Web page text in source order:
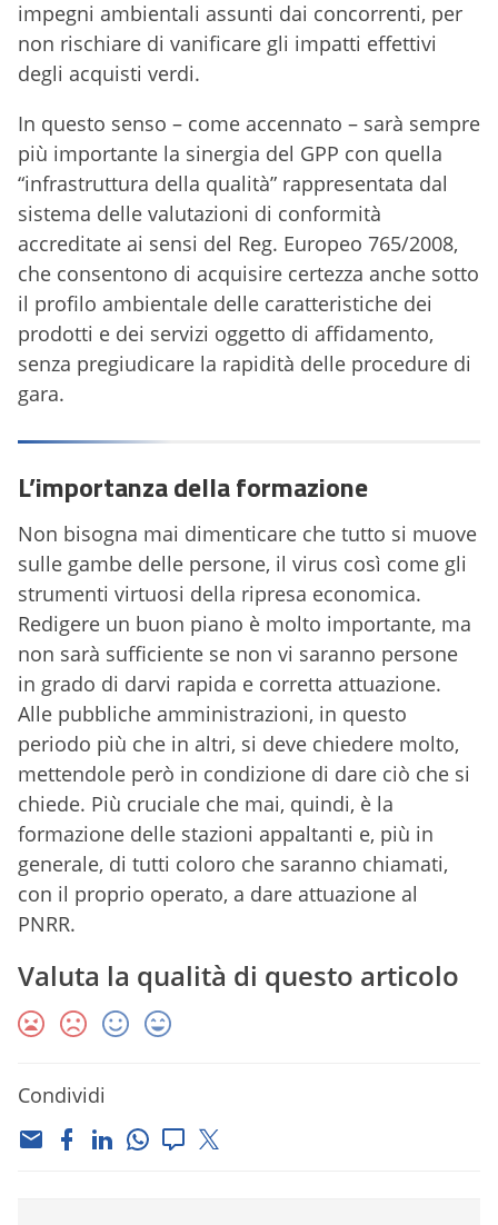
impegni ambientali assunti dai concorrenti, per
non rischiare di vanificare gli impatti effettivi
degli acquisti verdi.
In questo senso – come accennato – sarà sempre
più importante la sinergia del GPP con quella
“infrastruttura della qualità” rappresentata dal
sistema delle valutazioni di conformità
accreditate ai sensi del Reg. Europeo 765/2008,
che consentono di acquisire certezza anche sotto
il profilo ambientale delle caratteristiche dei
prodotti e dei servizi oggetto di affidamento,
senza pregiudicare la rapidità delle procedure di
gara.
L’importanza della formazione
Non bisogna mai dimenticare che tutto si muove
sulle gambe delle persone, il virus così come gli
strumenti virtuosi della ripresa economica.
Redigere un buon piano è molto importante, ma
non sarà sufficiente se non vi saranno persone
in grado di darvi rapida e corretta attuazione.
Alle pubbliche amministrazioni, in questo
periodo più che in altri, si deve chiedere molto,
mettendole però in condizione di dare ciò che si
chiede. Più cruciale che mai, quindi, è la
formazione delle stazioni appaltanti e, più in
generale, di tutti coloro che saranno chiamati,
con il proprio operato, a dare attuazione al
PNRR.
Valuta la qualità di questo articolo
Condividi